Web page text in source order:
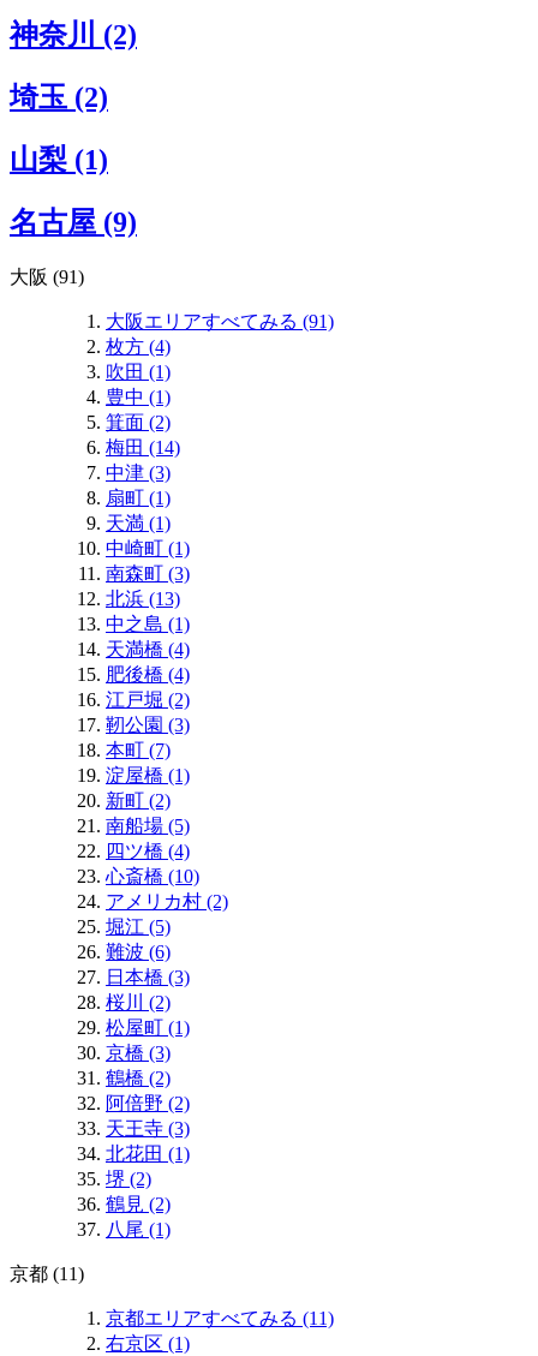
神奈川 (2)
埼玉 (2)
山梨 (1)
名古屋 (9)
大阪 (91)
大阪エリアすべてみる (91)
枚方 (4)
吹田 (1)
豊中 (1)
箕面 (2)
梅田 (14)
中津 (3)
扇町 (1)
天満 (1)
中崎町 (1)
南森町 (3)
北浜 (13)
中之島 (1)
天満橋 (4)
肥後橋 (4)
江戸堀 (2)
靭公園 (3)
本町 (7)
淀屋橋 (1)
新町 (2)
南船場 (5)
四ツ橋 (4)
心斎橋 (10)
アメリカ村 (2)
堀江 (5)
難波 (6)
日本橋 (3)
桜川 (2)
松屋町 (1)
京橋 (3)
鶴橋 (2)
阿倍野 (2)
天王寺 (3)
北花田 (1)
堺 (2)
鶴見 (2)
八尾 (1)
京都 (11)
京都エリアすべてみる (11)
右京区 (1)